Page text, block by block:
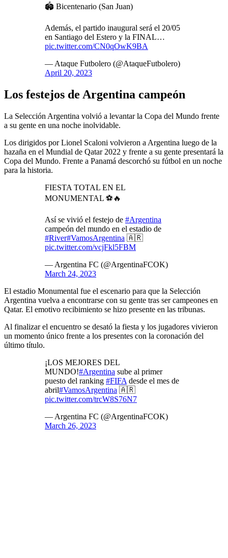
🏟️ Bicentenario (San Juan)
Además, el partido inaugural será el 20/05
en Santiago del Estero y la FINAL…
pic.twitter.com/CN0qOwK9BA
— Ataque Futbolero (@AtaqueFutbolero)
April 20, 2023
Los festejos de Argentina campeón
La Selección Argentina volvió a levantar la Copa del Mundo frente
a su gente en una noche inolvidable.
Los dirigidos por Lionel Scaloni volvieron a Argentina luego de la
hazaña en el Mundial de Qatar 2022 y frente a su gente presentará la
Copa del Mundo. Frente a Panamá descorchó su fútbol en un noche
para la historia.
FIESTA TOTAL EN EL
MONUMENTAL ⚽️🔥
Así se vivió el festejo de #Argentina
campeón del mundo en el estadio de
#River#VamosArgentina 🇦🇷
pic.twitter.com/vcjFkl5FBM
— Argentina FC (@ArgentinaFCOK)
March 24, 2023
El estadio Monumental fue el escenario para que la Selección
Argentina vuelva a encontrarse con su gente tras ser campeones en
Qatar. El emotivo recibimiento se hizo presente en las tribunas.
Al finalizar el encuentro se desató la fiesta y los jugadores vivieron
un momento único frente a los presentes con la coronación del
último título.
¡LOS MEJORES DEL
MUNDO!#Argentina sube al primer
puesto del ranking #FIFA desde el mes de
abril#VamosArgentina 🇦🇷
pic.twitter.com/trcW8S76N7
— Argentina FC (@ArgentinaFCOK)
March 26, 2023